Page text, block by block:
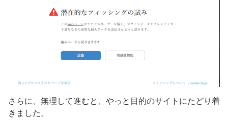
さらに、無理して進むと、やっと目的のサイトにたどり着
きました。